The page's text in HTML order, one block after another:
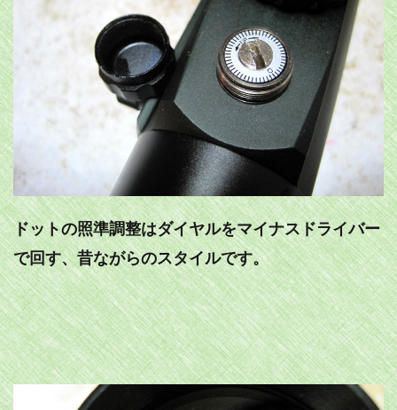
ドットの照準調整はダイヤルをマイナスドライバー
で回す、昔ながらのスタイルです。